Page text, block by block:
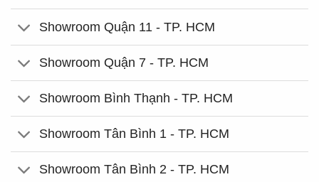
Showroom Quận 11 - TP. HCM
Showroom Quận 7 - TP. HCM
Showroom Bình Thạnh - TP. HCM
Showroom Tân Bình 1 - TP. HCM
Showroom Tân Bình 2 - TP. HCM